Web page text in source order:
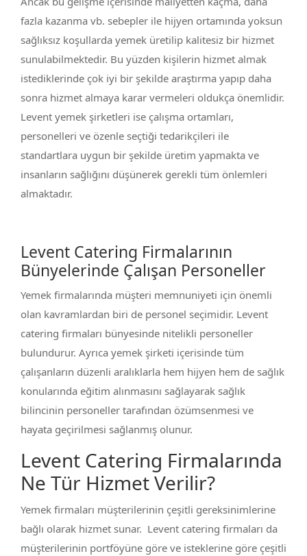
fazla kazanma vb. sebepler ile hijyen ortamında yoksun
sağlıksız koşullarda yemek üretilip kalitesiz bir hizmet
sunulabilmektedir. Bu yüzden kişilerin hizmet almak
istediklerinde çok iyi bir şekilde araştırma yapıp daha
sonra hizmet almaya karar vermeleri oldukça önemlidir.
Levent yemek şirketleri ise çalışma ortamları,
personelleri ve özenle seçtiği tedarikçileri ile
standartlara uygun bir şekilde üretim yapmakta ve
insanların sağlığını düşünerek gerekli tüm önlemleri
almaktadır.
Levent Catering Firmalarının
Bünyelerinde Çalışan Personeller
Yemek firmalarında müşteri memnuniyeti için önemli
olan kavramlardan biri de personel seçimidir. Levent
catering firmaları bünyesinde nitelikli personeller
bulundurur. Ayrıca yemek şirketi içerisinde tüm
çalışanların düzenli aralıklarla hem hijyen hem de sağlık
konularında eğitim alınmasını sağlayarak sağlık
bilincinin personeller tarafından özümsenmesi ve
hayata geçirilmesi sağlanmış olunur.
Levent Catering Firmalarında
Ne Tür Hizmet Verilir?
Yemek firmaları müşterilerinin çeşitli gereksinimlerine
bağlı olarak hizmet sunar. Levent catering firmaları da
müşterilerinin portföyüne göre ve isteklerine göre çeşitli